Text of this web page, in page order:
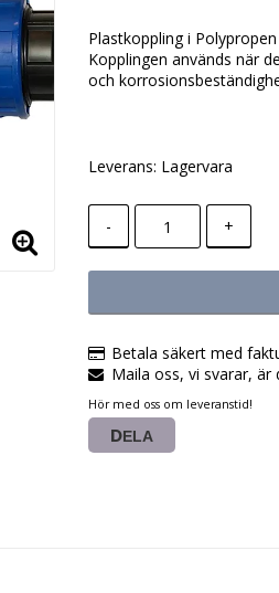
Lägg till i
Plastkoppling i
Kopplingen används när
och
Leverans: Lagervara
- +
Betala säkert med
Maila oss, vi svarar,
Hör med oss om leveranstid!
DELA